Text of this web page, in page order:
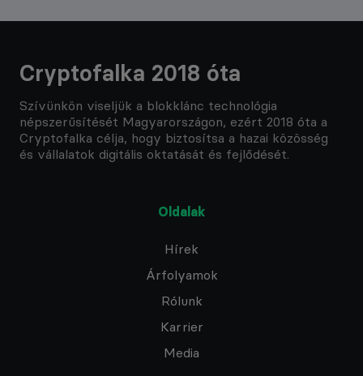
Cryptofalka 2018 óta
Szívünkön viseljük a blokklánc technológia
népszerűsítését Magyarországon, ezért 2018 óta a
Cryptofalka célja, hogy biztosítsa a hazai közösség
és vállalatok digitális oktatását és fejlődését.
Oldalak
Hírek
Árfolyamok
Rólunk
Karrier
Media